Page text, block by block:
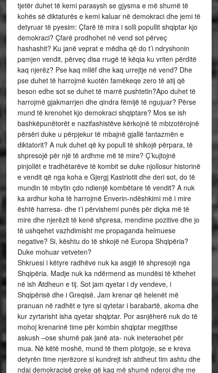
tjetër duhet të kemi parasysh se gjysma e më shumë të
kohës së diktaturës e kemi kaluar në demokraci dhe jemi të
detyruar të pyesim: Çfarë të mira i solli popullit shqiptar kjo
demokraci? Çfarë prodhohet në vend sot përveç
hashashit? Ku janë veprat e mëdha që do t’i ndryshonin
pamjen vendit, përveç disa rrugë të këqia ku vriten përditë
kaq njerëz? Pse kaq mllëf dhe kaq urrejtje në vend? Dhe
pse duhet të harrojmë kuotën famëkeqe zero të atij që
beson edhe sot se duhet të marrë pushtetin?Apo duhet të
harrojmë gjakmarrjen dhe qindra fëmijë të ngujuar? Përse
mund të krenohet kjo demokraci shqiptare? Mos se ish
bashkëpunëtorët e nazifashistëve kërkojnë të mbizotërojnë
përsëri duke u përpjekur të mbajnë gjallë fantazmën e
diktatorit? A nuk duhet që ky popull të shikojë përpara, të
shpresojë për një të ardhme më të mire? Ç’kujtojnë
pinjollët e tradhëtarëve të kombit se duke njollosur historinë
e vendit që nga koha e Gjergj Kastriotit dhe deri sot, do të
mundin të mbytin çdo ndienjë kombëtare të vendit? A nuk
ka ardhur koha të harrojmë Enverin-ndëshkimi më i mire
është harresa- dhe t’i përvishemi punës për diçka më të
mire dhe njerëzit të kenë shpresa, mendime pozitive dhe jo
të ushqehet vazhdimisht me propaganda helmuese
negative? Si, kështu do të shkojë në Europa Shqipëria?
Duke mohuar vetveten?
Shkruesi i këtyre radhëve nuk ka asgjë të shpresojë nga
Shqipëria. Madje nuk ka ndërmend as mundësi të kthehet
në ish Atdheun e tij. Sot jam qyetar i dy vendeve, i
Shqipërisë dhe i Greqisë. Jam krenar që helenët më
pranuan në radhët e tyre si qytetar i barabartë, akoma dhe
kur zyrtarisht isha qyetar shqiptar. Por asnjëherë nuk do të
mohoj krenarinë time për kombin shqiptar megjithse
askush –ose shumë pak janë ata- nuk inetersohet për
mua. Në këtë moshë, mund të them plotgoje, se e kreva
detyrën time njerëzore si kundrejt ish atdheut tim ashtu dhe
ndaj demokracisë greke që kaq më shumë nderoi dhe me